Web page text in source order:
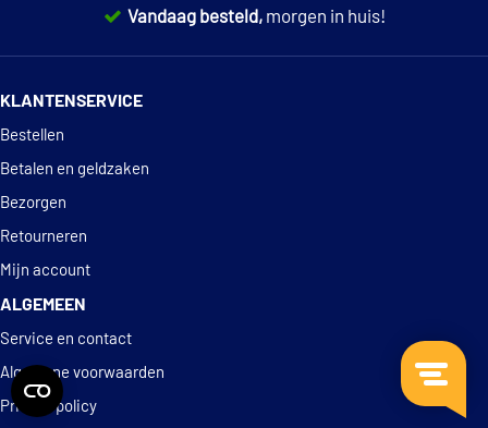
Vandaag besteld, morgen in huis!
KLANTENSERVICE
Bestellen
Betalen en geldzaken
Bezorgen
Retourneren
Mijn account
ALGEMEEN
Service en contact
Algemene voorwaarden
Privacy policy